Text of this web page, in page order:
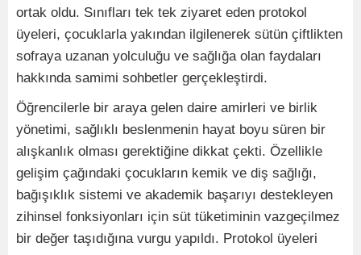
ortak oldu. Sınıfları tek tek ziyaret eden protokol
üyeleri, çocuklarla yakından ilgilenerek sütün çiftlikten
sofraya uzanan yolculuğu ve sağlığa olan faydaları
hakkında samimi sohbetler gerçekleştirdi.
Öğrencilerle bir araya gelen daire amirleri ve birlik
yönetimi, sağlıklı beslenmenin hayat boyu süren bir
alışkanlık olması gerektiğine dikkat çekti. Özellikle
gelişim çağındaki çocukların kemik ve diş sağlığı,
bağışıklık sistemi ve akademik başarıyı destekleyen
zihinsel fonksiyonları için süt tüketiminin vazgeçilmez
bir değer taşıdığına vurgu yapıldı. Protokol üyeleri